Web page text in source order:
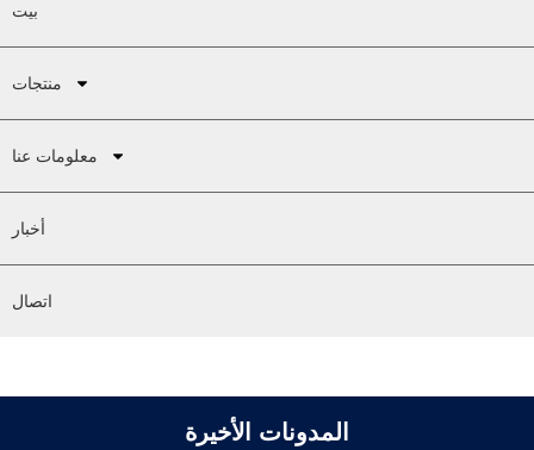
بيت
منتجات
معلومات عنا
أخبار
اتصال
المدونات الأخيرة